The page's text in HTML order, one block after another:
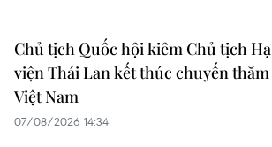
Chủ tịch Quốc hội kiêm Chủ tịch Hạ
viện Thái Lan kết thúc chuyến thăm
Việt Nam
07/08/2026 14:34